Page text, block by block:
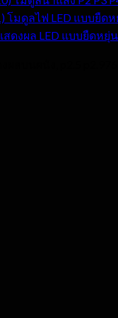
โมดูลไฟ LED แบบยืด
สดงผล LED แบบยืดห
ลบนผนัง, p2.5